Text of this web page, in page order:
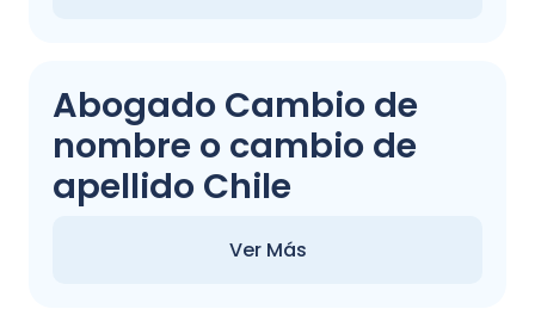
Abogado Cambio de
nombre o cambio de
apellido Chile
Ver Más